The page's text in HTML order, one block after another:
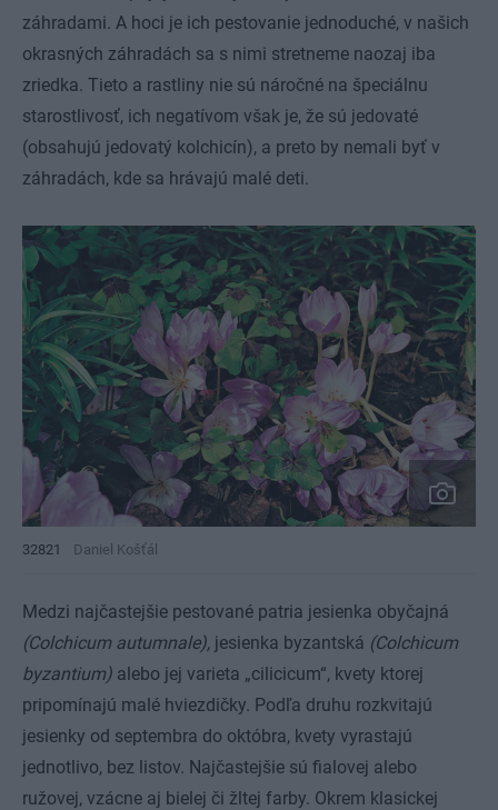
záhradami. A hoci je ich pestovanie jednoduché, v našich
okrasných záhradách sa s nimi stretneme naozaj iba
zriedka. Tieto a rastliny nie sú náročné na špeciálnu
starostlivosť, ich negatívom však je, že sú jedovaté
(obsahujú jedovatý kolchicín), a preto by nemali byť v
záhradách, kde sa hrávajú malé deti.
32821 Daniel Košťál
Medzi najčastejšie pestované patria jesienka obyčajná
(Colchicum autumnale), jesienka byzantská (Colchicum
byzantium) alebo jej varieta „cilicicum“, kvety ktorej
pripomínajú malé hviezdičky. Podľa druhu rozkvitajú
jesienky od septembra do októbra, kvety vyrastajú
jednotlivo, bez listov. Najčastejšie sú fialovej alebo
ružovej, vzácne aj bielej či žltej farby. Okrem klasickej